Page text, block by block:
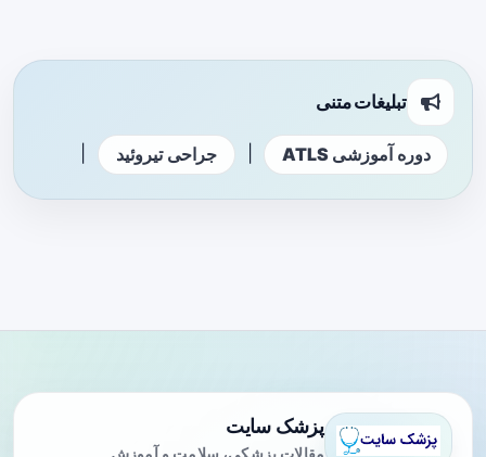
تبلیغات متنی
دوره آموزشی ATLS جراحی تیروئید
پزشک سایت